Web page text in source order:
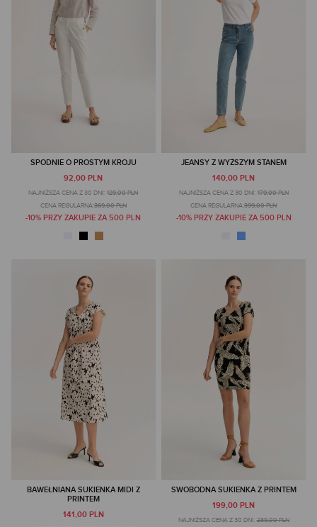
SPODNIE O PROSTYM KROJU
92,00 PLN
NAJNIŻSZA CENA Z 30 DNI: 129,00 PLN
CENA REGULARNA:369,00 PLN
-10% PRZY ZAKUPIE ZA 500 PLN
JEANSY Z WYŻSZYM STANEM
140,00 PLN
NAJNIŻSZA CENA Z 30 DNI: 179,00 PLN
CENA REGULARNA:399,00 PLN
-10% PRZY ZAKUPIE ZA 500 PLN
BAWEŁNIANA SUKIENKA MIDI Z
PRINTEM
141,00 PLN
SWOBODNA SUKIENKA Z PRINTEM
199,00 PLN
NAJNIŻSZA CENA Z 30 DNI: 239,00 PLN